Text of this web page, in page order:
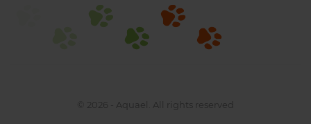
© 2026 - Aquael. All rights reserved